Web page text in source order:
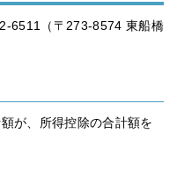
6511（〒273-8574 東船橋
が、所得控除の合計額を